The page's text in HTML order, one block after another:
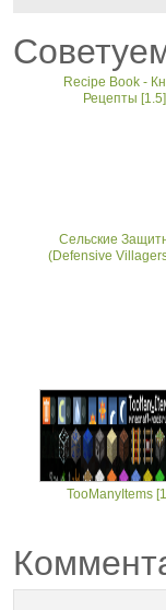
Recipe Book -
Рецепты [1.5]
Сельские
(Defensive
TooManyItems